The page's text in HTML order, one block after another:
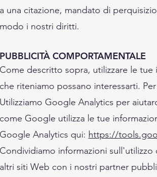
a una citazione, mandato di
modo i nostri diritti.
PUBBLICITÀ COMPORTAMENTALE
Come descritto sopra, utilizzare le
che riteniamo possano interessarti.
Utilizziamo Google Analytics per
come Google utilizza le tue
Google Analytics qui: https://
Condividiamo informazioni
altri siti Web con i nostri partner